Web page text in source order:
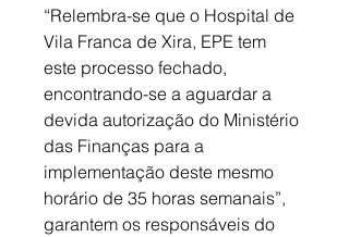
“Relembra-se que o Hospital de
Vila Franca de Xira, EPE tem
este processo fechado,
encontrando-se a aguardar a
devida autorização do Ministério
das Finanças para a
implementação deste mesmo
horário de 35 horas semanais”,
garantem os responsáveis do